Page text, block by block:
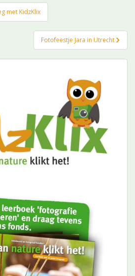
met KidzKlix
Fotofeestje Jara in Utrecht